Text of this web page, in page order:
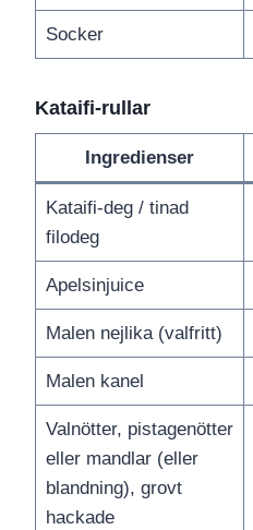
Socker
Kataifi-rullar
Ingredienser
Kataifi-deg / tinad
filodeg
Apelsinjuice
Malen nejlika (valfritt)
Malen kanel
Valnötter, pistagenötter
eller mandlar (eller
blandning), grovt
hackade